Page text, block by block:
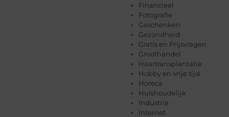
Financieel
Fotografie
Geschenken
Gezondheid
Gratis en Prijsvragen
Groothandel
Haartransplantatie
Hobby en vrije tijd
Horeca
Huishoudelijk
Industrie
Internet